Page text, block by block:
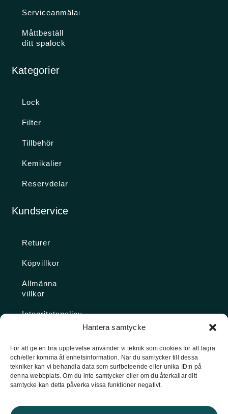
Hantera samtycke
För att ge en bra upplevelse använder vi teknik som cookies för att lagra
och/eller komma åt enhetsinformation. När du samtycker till dessa
tekniker kan vi behandla data som surfbeteende eller unika ID:n på
denna webbplats. Om du inte samtycker eller om du återkallar ditt
samtycke kan detta påverka vissa funktioner negativt.
Serviceanmälan
Måttbeställ
ditt spalock
Kategorier
Lock
Filter
Tillbehör
Kemikalier
Reservdelar
Kundservice
Returer
Köpvillkor
Allmänna
villkor
Integritetspolicy
Konto
Glömt